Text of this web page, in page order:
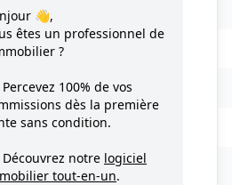
(77410
(77410)
(77700)
la-Ville (77380)
(77290)
👋,
êtes un professionnel de
?
100% de vos
dès la première
sans condition.
notre logiciel
tout-en-un.